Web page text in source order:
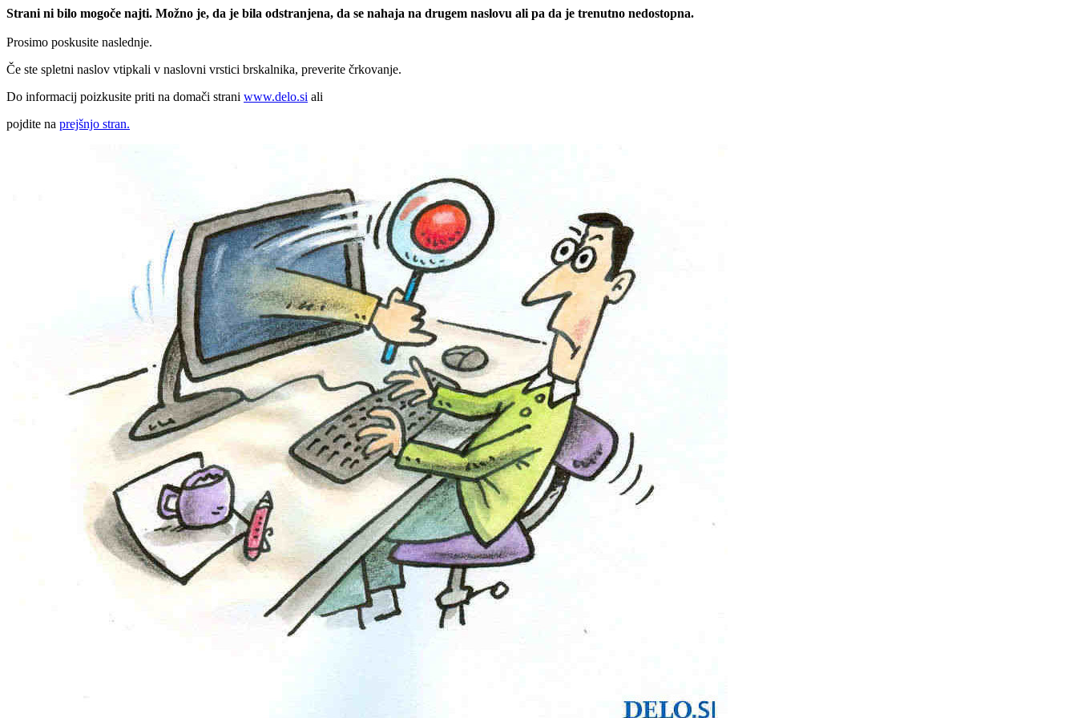
Strani ni bilo mogoče najti. Možno je, da je bila odstranjena, da se nahaja na drugem naslovu ali pa da je trenutno nedostopna.
Prosimo poskusite naslednje.
Če ste spletni naslov vtipkali v naslovni vrstici brskalnika, preverite črkovanje.
Do informacij poizkusite priti na domači strani www.delo.si ali
pojdite na prejšnjo stran.